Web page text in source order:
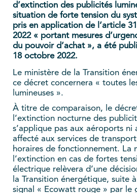
d’extinction des publicités
situation de forte tension du
pris en application de l’article
2022 « portant mesures
du pouvoir d’achat », a été
18 octobre 2022.
Le ministère de la Transition
ce décret concernera « toutes
lumineuses ».
À titre de comparaison, le
l’extinction nocturne des
s’applique pas aux aéroports ni
affecté aux services de
horaires de fonctionnement. La
l’extinction en cas de fortes
électrique relèvera d’une
la Transition énergétique, suite
signal « Ecowatt rouge » par le